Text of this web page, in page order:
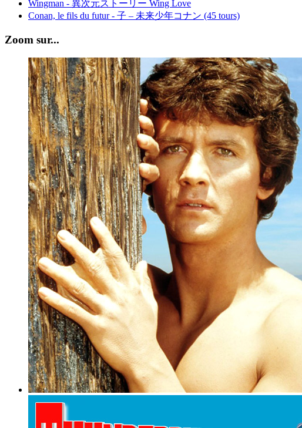
Wingman - 異次元ストーリー Wing Love
Conan, le fils du futur - 子 – 未来少年コナン (45 tours)
Zoom sur...